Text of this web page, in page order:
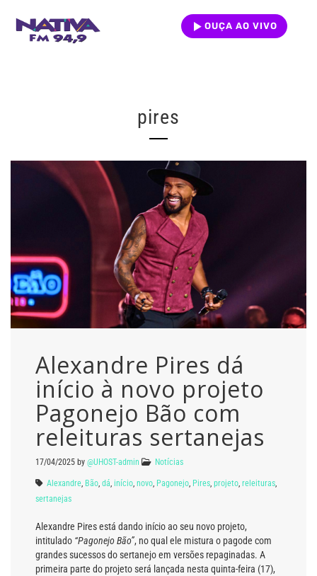
OUÇA AO VIVO
pires
Alexandre Pires dá
início à novo projeto
Pagonejo Bão com
releituras sertanejas
17/04/2025 by @UHOST-admin Notícias
Alexandre Bão dá início novo Pagonejo Pires projeto releituras
sertanejas
Alexandre Pires está dando início ao seu novo projeto,
intitulado “Pagonejo Bão”, no qual ele mistura o pagode com
grandes sucessos do sertanejo em versões repaginadas. A
primeira parte do projeto será lançada nesta quinta-feira (17),